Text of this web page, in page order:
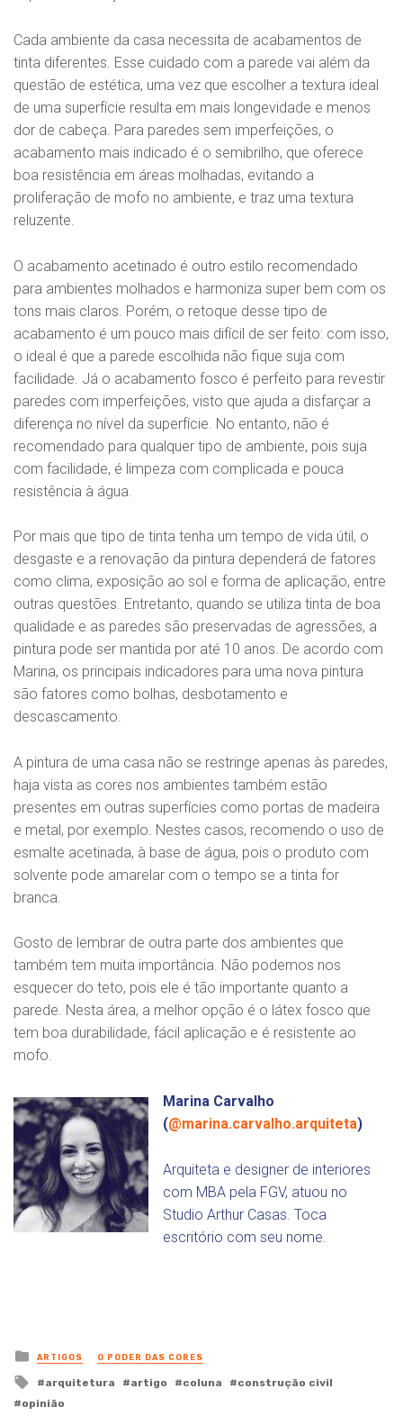
Cada ambiente da casa necessita de acabamentos de
tinta diferentes. Esse cuidado com a parede vai além da
questão de estética, uma vez que escolher a textura ideal
de uma superfície resulta em mais longevidade e menos
dor de cabeça. Para paredes sem imperfeições, o
acabamento mais indicado é o semibrilho, que oferece
boa resistência em áreas molhadas, evitando a
proliferação de mofo no ambiente, e traz uma textura
reluzente.
O acabamento acetinado é outro estilo recomendado
para ambientes molhados e harmoniza super bem com os
tons mais claros. Porém, o retoque desse tipo de
acabamento é um pouco mais difícil de ser feito: com isso,
o ideal é que a parede escolhida não fique suja com
facilidade. Já o acabamento fosco é perfeito para revestir
paredes com imperfeições, visto que ajuda a disfarçar a
diferença no nível da superfície. No entanto, não é
recomendado para qualquer tipo de ambiente, pois suja
com facilidade, é limpeza com complicada e pouca
resistência à água.
Por mais que tipo de tinta tenha um tempo de vida útil, o
desgaste e a renovação da pintura dependerá de fatores
como clima, exposição ao sol e forma de aplicação, entre
outras questões. Entretanto, quando se utiliza tinta de boa
qualidade e as paredes são preservadas de agressões, a
pintura pode ser mantida por até 10 anos. De acordo com
Marina, os principais indicadores para uma nova pintura
são fatores como bolhas, desbotamento e
descascamento.
A pintura de uma casa não se restringe apenas às paredes,
haja vista as cores nos ambientes também estão
presentes em outras superfícies como portas de madeira
e metal, por exemplo. Nestes casos, recomendo o uso de
esmalte acetinada, à base de água, pois o produto com
solvente pode amarelar com o tempo se a tinta for
branca.
Gosto de lembrar de outra parte dos ambientes que
também tem muita importância. Não podemos nos
esquecer do teto, pois ele é tão importante quanto a
parede. Nesta área, a melhor opção é o látex fosco que
tem boa durabilidade, fácil aplicação e é resistente ao
mofo.
Marina Carvalho
(@marina.carvalho.arquiteta)
Arquiteta e designer de interiores
com MBA pela FGV, atuou no
Studio Arthur Casas. Toca
escritório com seu nome.
Posted
in
ARTIGOS O PODER DAS CORES
Tagged
with
arquitetura artigo coluna
construção civil
opinião